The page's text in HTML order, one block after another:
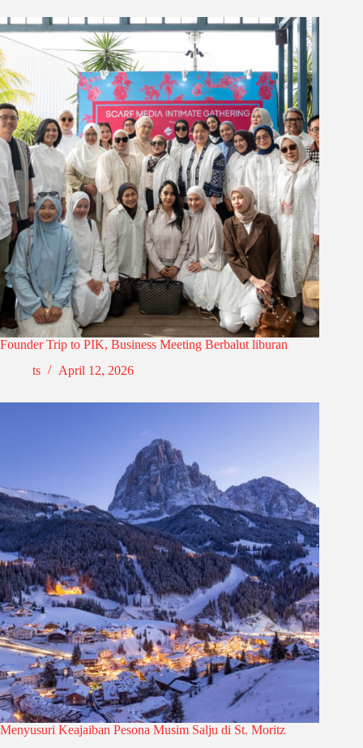
Founder Trip to PIK, Business Meeting Berbalut liburan
ts
April 12, 2026
Menyusuri Keajaiban Pesona Musim Salju di St. Moritz